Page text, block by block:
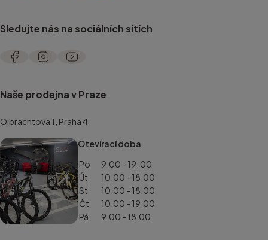
Sledujte nás na sociálních sítích
Naše prodejna v Praze
Olbrachtova 1, Praha 4
Otevírací doba
Po
9.00 - 19. 00
Út
10.00 - 18.00
St
10.00 - 18.00
Čt
10.00 - 19.00
Pá
9.00 - 18.00